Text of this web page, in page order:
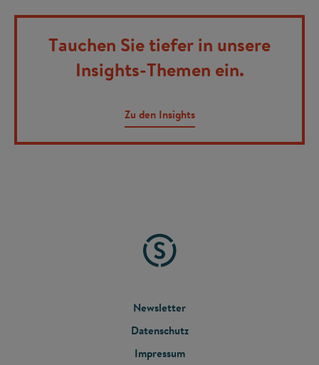
Tauchen Sie tiefer in unsere
Insights-Themen ein.
Zu den Insights
FOOTER
MENU
Newsletter
Datenschutz
Impressum